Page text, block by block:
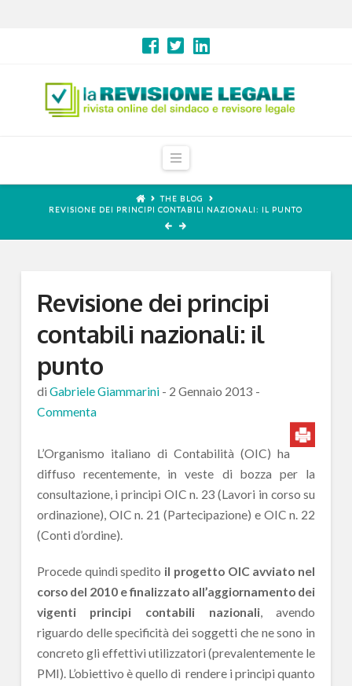
Navigation
THE BLOG
REVISIONE DEI PRINCIPI CONTABILI NAZIONALI: IL PUNTO
Revisione dei principi
contabili nazionali: il
punto
di Gabriele Giammarini- 2 Gennaio 2013 -
Commenta
L’Organismo italiano di Contabilità (OIC) ha
diffuso recentemente, in veste di bozza per la
consultazione, i principi OIC n. 23 (Lavori in corso su
ordinazione), OIC n. 21 (Partecipazione) e OIC n. 22
(Conti d’ordine).
Procede quindi spedito il progetto OIC avviato nel
corso del 2010 e finalizzato all’aggiornamento dei
vigenti principi contabili nazionali, avendo
riguardo delle specificità dei soggetti che ne sono in
concreto gli effettivi utilizzatori (prevalentemente le
PMI). L’obiettivo è quello di rendere i principi quanto